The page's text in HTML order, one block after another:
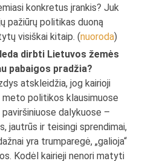
konkretus įrankis? Juk
pažiūrų politikas duoną
visiškai kitaip. (nuoroda)
dirbti Lietuvos žemės
pabaigos pradžia?
atskleidžia, jog kairioji
politikos klausimuose
dalykuose –
jautrūs ir teisingi sprendimai,
yra trumparegė, „galioja“
Kodėl kairieji nenori matyti